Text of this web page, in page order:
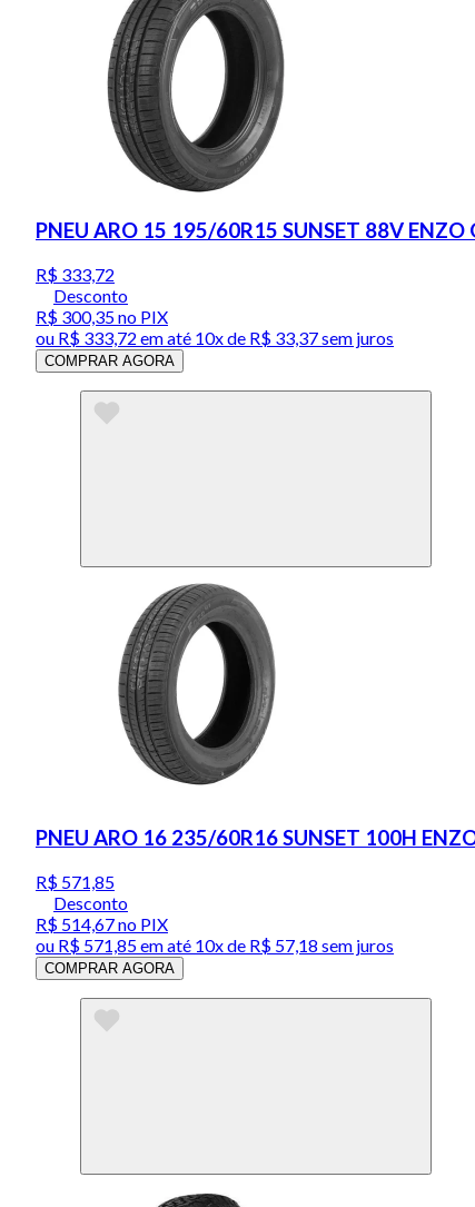
PNEU ARO 15 195/60R15 SUNSET 88V ENZO
R$ 333,72
Desconto
R$ 300,35no PIX
ou R$ 333,72 em até 10x de R$ 33,37 sem juros
COMPRAR AGORA
PNEU ARO 16 235/60R16 SUNSET 100H
R$ 571,85
Desconto
R$ 514,67no PIX
ou R$ 571,85em até 10x de R$ 57,18 sem juros
COMPRAR AGORA